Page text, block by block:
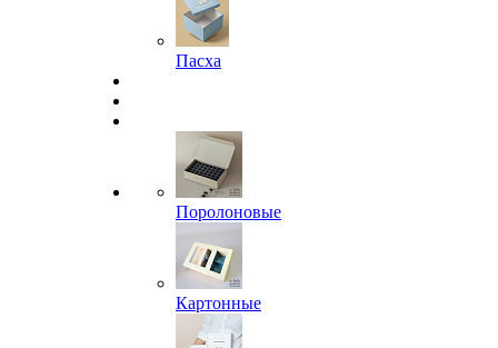
Пасха
Поролоновые
Картонные